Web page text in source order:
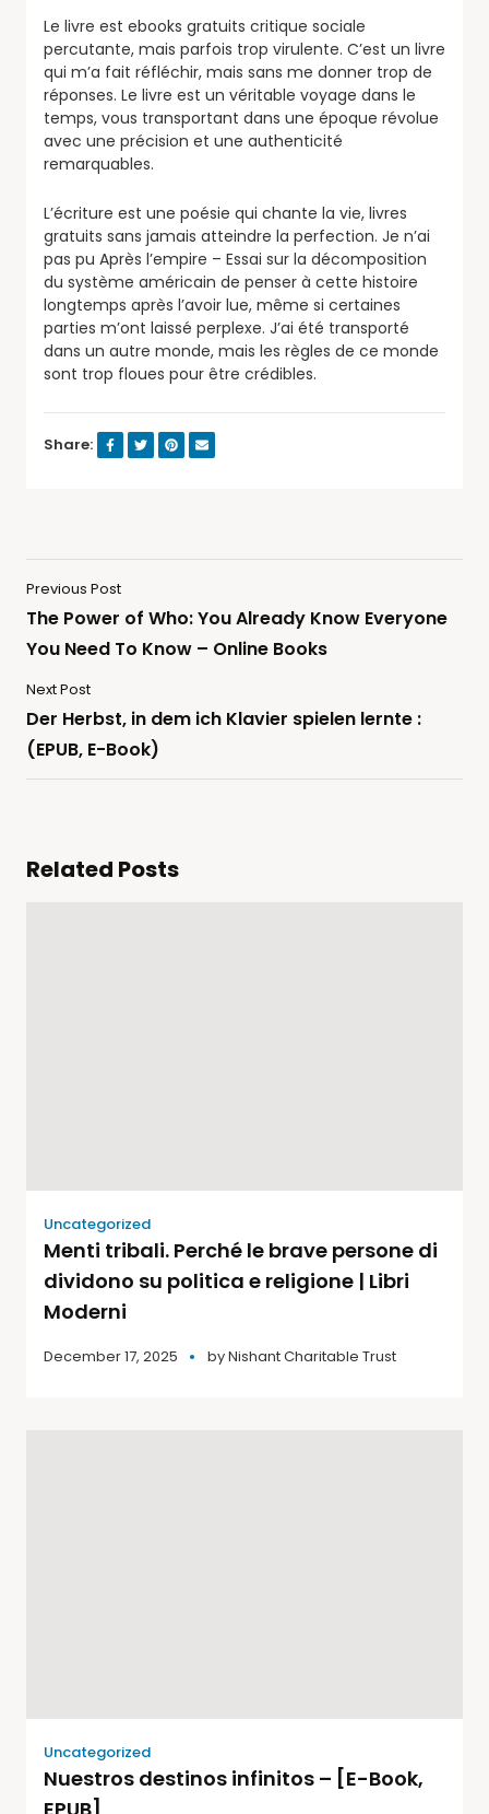
Le livre est ebooks gratuits critique sociale
percutante, mais parfois trop virulente. C’est un livre
qui m’a fait réfléchir, mais sans me donner trop de
réponses. Le livre est un véritable voyage dans le
temps, vous transportant dans une époque révolue
avec une précision et une authenticité
remarquables.
L’écriture est une poésie qui chante la vie, livres
gratuits sans jamais atteindre la perfection. Je n’ai
pas pu Après l’empire – Essai sur la décomposition
du système américain de penser à cette histoire
longtemps après l’avoir lue, même si certaines
parties m’ont laissé perplexe. J’ai été transporté
dans un autre monde, mais les règles de ce monde
sont trop floues pour être crédibles.
Share:
Previous Post
The Power of Who: You Already Know Everyone
You Need To Know – Online Books
Next Post
Der Herbst, in dem ich Klavier spielen lernte :
(EPUB, E-Book)
Related Posts
Uncategorized
Menti tribali. Perché le brave persone di
dividono su politica e religione | Libri
Moderni
December 17, 2025 byNishant Charitable Trust
Uncategorized
Nuestros destinos infinitos – [E-Book,